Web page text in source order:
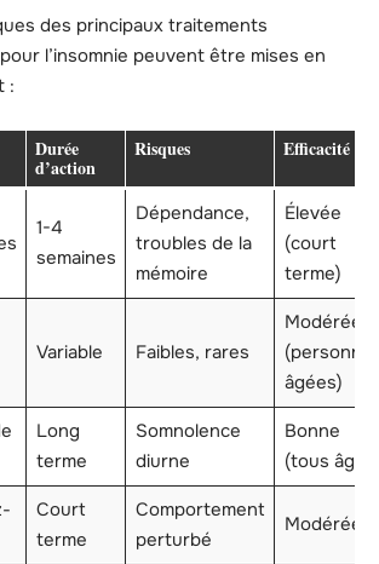
des principaux traitements
l’insomnie peuvent être mises en
:
Durée
d’action
Risques Efficacité
1-4
semaines
Dépendance,
troubles de la
mémoire
Élevée
(court
terme)
Variable Faibles, rares
Modérée
âgées)
Long
terme
Somnolence
diurne
Bonne
(tous
Court
terme
Comportement
perturbé
Modérée